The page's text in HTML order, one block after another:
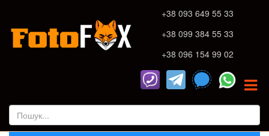
+38 093 649 55 33
+38 099 384 55 33
+38 096 154 99 02